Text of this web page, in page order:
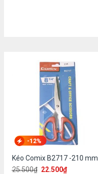
-12%
Kéo Comix B2717 -210 mm
25.500₫ 22.500₫